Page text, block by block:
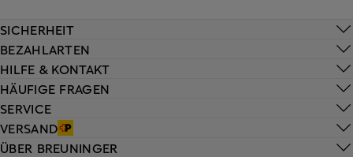
HILFE & KONTAKT
HÄUFIGE FRAGEN
SERVICE
VERSAND
SICHERHEIT
BEZAHLARTEN
ÜBER BREUNINGER